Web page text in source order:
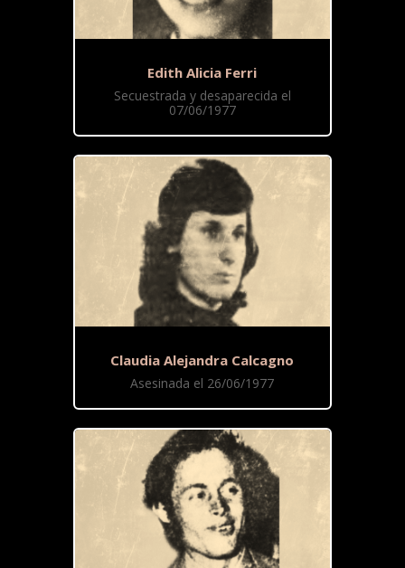
Edith Alicia Ferri
Secuestrada y desaparecida el
07/06/1977
Claudia Alejandra Calcagno
Asesinada el 26/06/1977